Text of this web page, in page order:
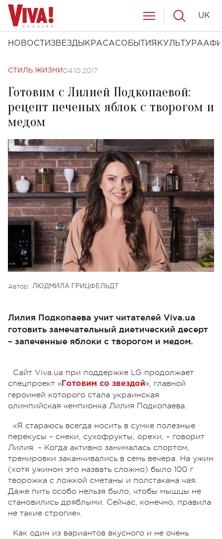
НОВОСТИ ЗВЕЗДЫ КРАСАСОБЫТИЯ КУЛЬТУРА
UK
СТИЛЬ ЖИЗНИ 04.10.2017
Готовим с Лилией Подкопаевой:
рецепт печеных яблок с творогом и
медом
Автор: ЛЮДМИЛА ГРИЦФЕЛЬДТ
Лилия Подкопаева учит читателей Viva.ua
готовить замечательный диетический десерт
– запеченные яблоки с творогом и медом.
Сайт Viva.ua при поддержке LG продолжает
спецпроект « Готовим со звездой», главной
героиней которого стала украинская
олимпийская чемпионка Лилия Подкопаева.
«Я стараюсь всегда носить в сумке полезные
перекусы – снеки, сухофрукты, орехи, – говорит
Лилия. – Когда активно занималась спортом,
тренировки заканчивались в семь вечера. На ужин
(хотя ужином это назвать сложно) было 100 г
творожка с ложкой сметаны и полстакана чая.
Даже пить особо нельзя было, чтобы мышцы не
становились дряблыми. Сейчас, конечно, правила
не такие строгие».
Как один из вариантов вкусного и не очень